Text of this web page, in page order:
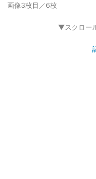
画像3枚目／6枚
▼スクロー